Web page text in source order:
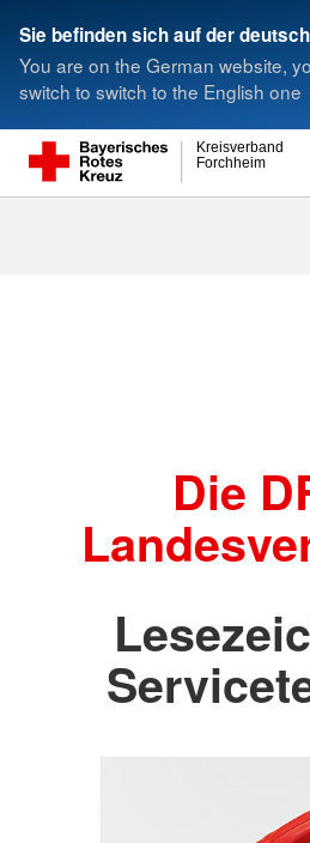
Sie befinden sich auf der
You are on the German website,
switch to switch to the English one
Forchheim
Kreisverband
Die